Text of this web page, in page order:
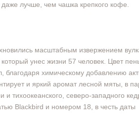
лучше, чем чашка крепкого кофе.
масштабным извержением
унес жизни 57 человек. Цвет
химическому добавлению
и яркий аромат лесной мяты, в
и тихоокеанского, северо-западного
Blackbird и номером 18, в честь даты